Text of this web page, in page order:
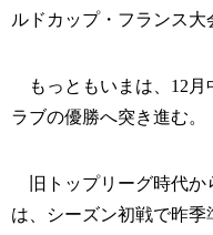
ルドカップ・フランス大
もっともいまは、12月
ラブの優勝へ突き進む。
旧トップリーグ時代か
は、シーズン初戦で昨季